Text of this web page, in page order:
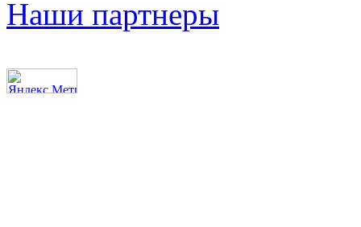
Наши партнеры